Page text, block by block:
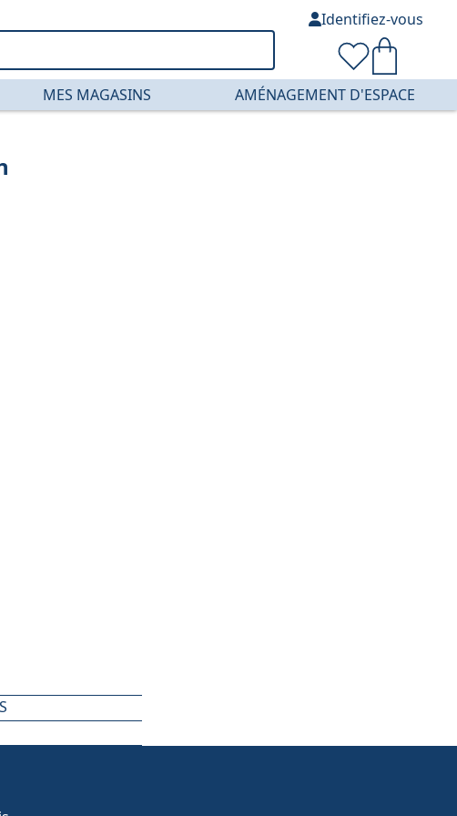
MES MAGASINS AMÉNAGEMENT D'ESPACE
Identifiez-vous